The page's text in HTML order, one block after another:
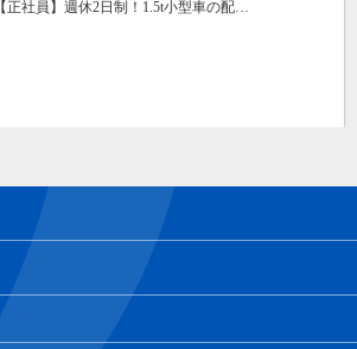
【正社員】週休2日制！1.5t小型車の配…